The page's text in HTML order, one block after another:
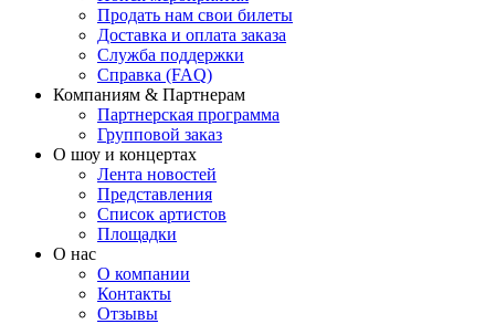
Продать нам свои билеты
Доставка и оплата заказа
Служба поддержки
Справка (FAQ)
Компаниям & Партнерам
Партнерская программа
Групповой заказ
О шоу и концертах
Лента новостей
Представления
Список артистов
Площадки
О нас
О компании
Контакты
Отзывы